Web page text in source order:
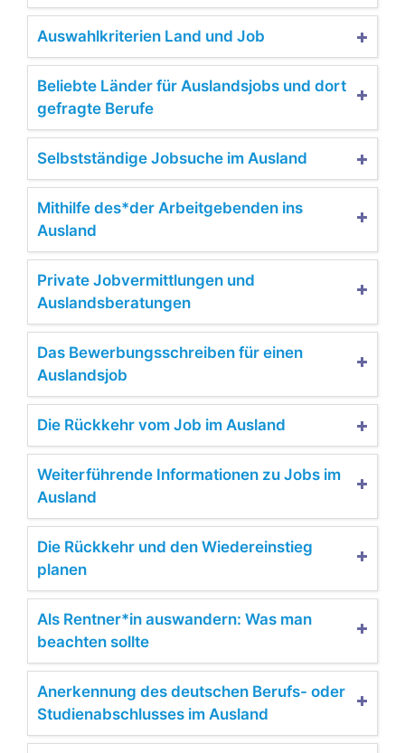
Auswahlkriterien Land und Job
Beliebte Länder für Auslandsjobs und dort
gefragte Berufe
Selbstständige Jobsuche im Ausland
Mithilfe des*der Arbeitgebenden ins
Ausland
Private Jobvermittlungen und
Auslandsberatungen
Das Bewerbungsschreiben für einen
Auslandsjob
Die Rückkehr vom Job im Ausland
Weiterführende Informationen zu Jobs im
Ausland
Die Rückkehr und den Wiedereinstieg
planen
Als Rentner*in auswandern: Was man
beachten sollte
Anerkennung des deutschen Berufs- oder
Studienabschlusses im Ausland